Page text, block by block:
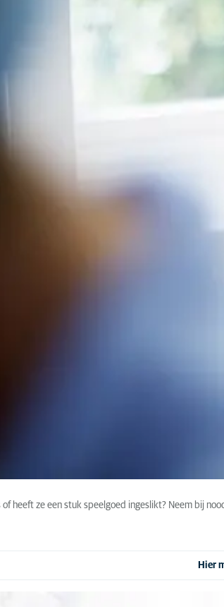
heeft ze een stuk speelgoed ingeslikt? Neem bij
Hier